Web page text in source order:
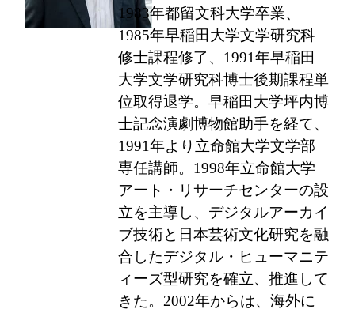
1983年都留文科大学卒業、
1985年早稲田大学文学研究科
修士課程修了、1991年早稲田
大学文学研究科博士後期課程単
位取得退学。早稲田大学坪内博
士記念演劇博物館助手を経て、
1991年より立命館大学文学部
専任講師。1998年立命館大学
アート・リサーチセンターの設
立を主導し、デジタルアーカイ
ブ技術と日本芸術文化研究を融
合したデジタル・ヒューマニテ
ィーズ型研究を確立、推進して
きた。2002年からは、海外に